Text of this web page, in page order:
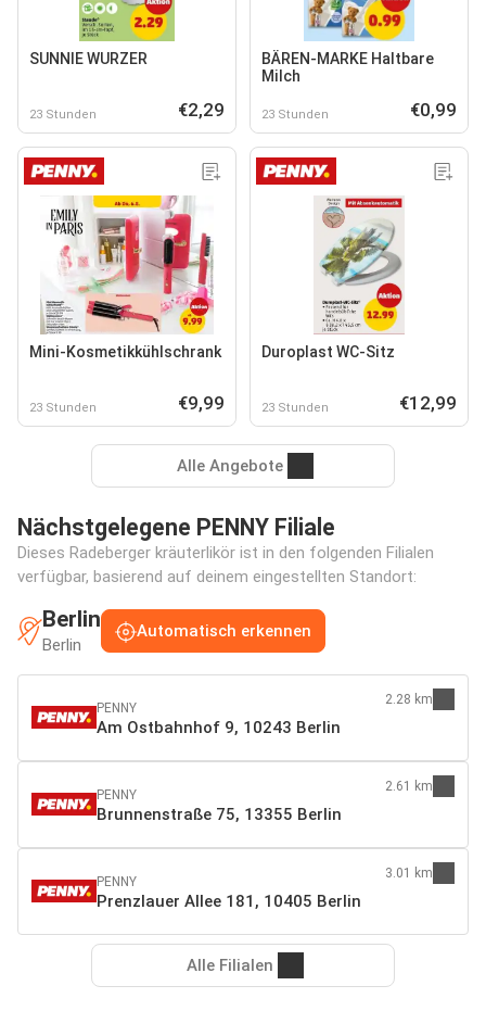
SUNNIE WURZER
23 Stunden €2,29
BÄREN-MARKE Haltbare
Milch
23 Stunden €0,99
Mini-Kosmetikkühlschrank
23 Stunden €9,99
Duroplast WC-Sitz
23 Stunden €12,99
Alle Angebote
Nächstgelegene PENNY Filiale
Dieses Radeberger kräuterlikör ist in den folgenden Filialen
verfügbar, basierend auf deinem eingestellten Standort:
Berlin
Berlin
Automatisch erkennen
PENNY
Am Ostbahnhof 9, 10243 Berlin
2.28 km
PENNY
Brunnenstraße 75, 13355 Berlin
2.61 km
PENNY
Prenzlauer Allee 181, 10405 Berlin
3.01 km
Alle Filialen